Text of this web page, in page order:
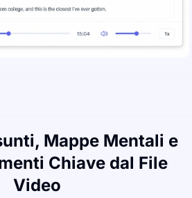
Mappe Mentali e
Chiave dal File
Video